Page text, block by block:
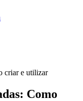
criar e utilizar
Como